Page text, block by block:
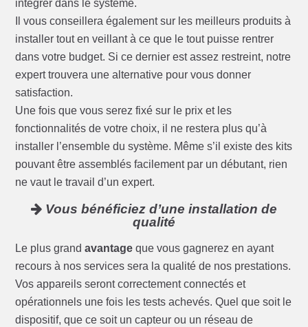
intégrer dans le système.
Il vous conseillera également sur les meilleurs produits à
installer tout en veillant à ce que le tout puisse rentrer
dans votre budget. Si ce dernier est assez restreint, notre
expert trouvera une alternative pour vous donner
satisfaction.
Une fois que vous serez fixé sur le prix et les
fonctionnalités de votre choix, il ne restera plus qu’à
installer l’ensemble du système. Même s’il existe des kits
pouvant être assemblés facilement par un débutant, rien
ne vaut le travail d’un expert.
Vous bénéficiez d’une installation de
qualité
Le plus grandavantage que vous gagnerez en ayant
recours à nos services sera la qualité de nos prestations.
Vos appareils seront correctement connectés et
opérationnels une fois les tests achevés. Quel que soit le
dispositif, que ce soit un capteur ou un réseau de